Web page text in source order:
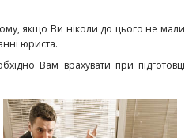
тому, якщо Ви ніколи до цього не мали
юриста.
Вам врахувати при підготовці